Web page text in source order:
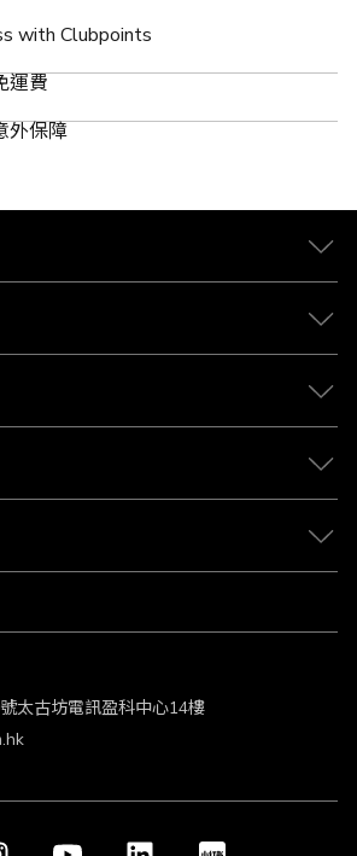
with Clubpoints
運費
外保障
站
太古坊電訊盈科中心14樓